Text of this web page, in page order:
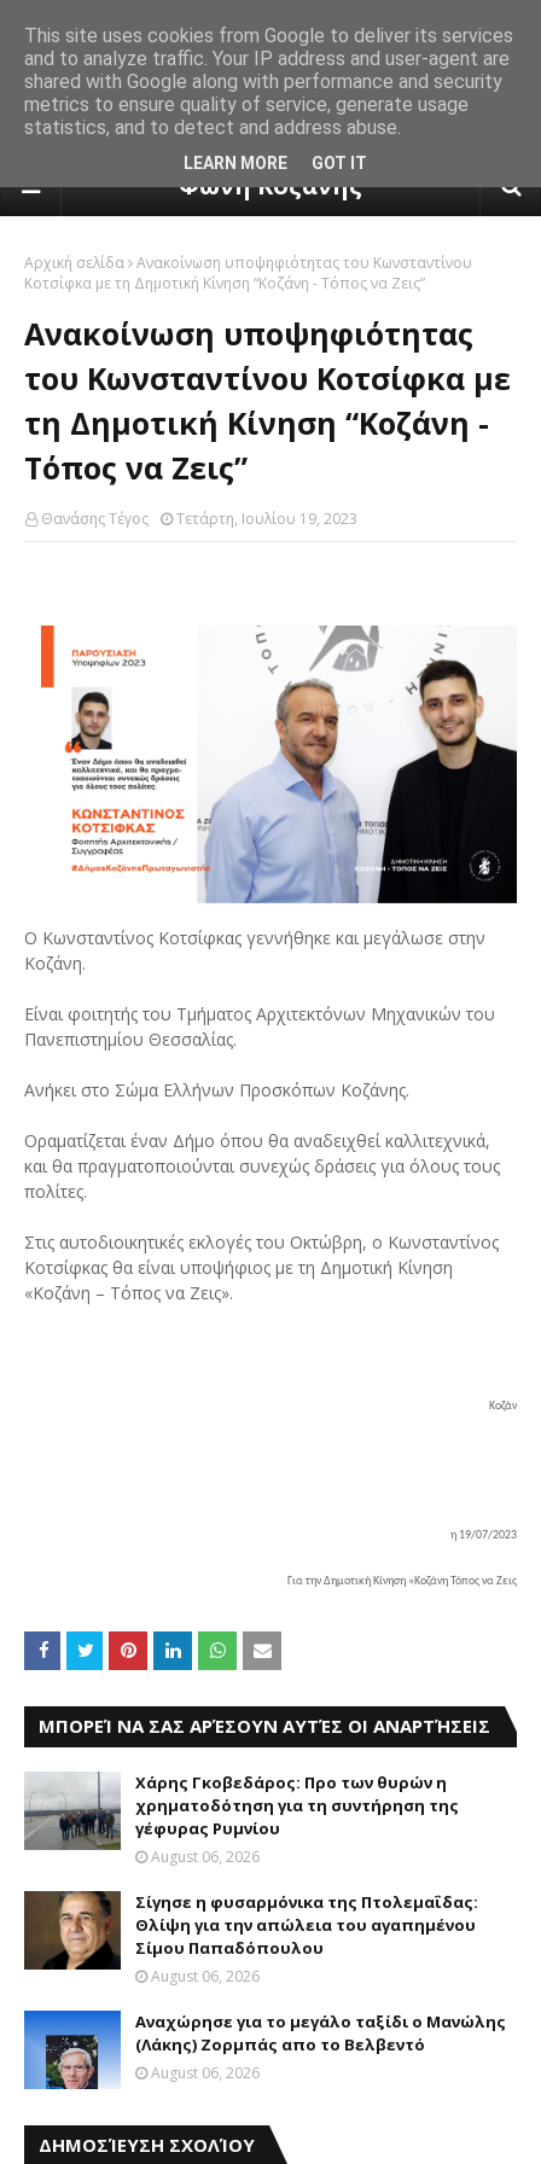
πρόγνωση καιρού από το
Φωνή Κοζάνης
Αρχική σελίδα Ανακοίνωση υποψηφιότητας του Κωνσταντίνου
Κοτσίφκα με τη Δημοτική Κίνηση “Κοζάνη - Τόπος να Ζεις”
Ανακοίνωση υποψηφιότητας
του Κωνσταντίνου Κοτσίφκα με
τη Δημοτική Κίνηση “Κοζάνη -
Τόπος να Ζεις”
Θανάσης Τέγος Τετάρτη, Ιουλίου 19, 2023
Ο Κωνσταντίνος Κοτσίφκας γεννήθηκε και μεγάλωσε στην
Κοζάνη.
Είναι φοιτητής του Τμήματος Αρχιτεκτόνων Μηχανικών του
Πανεπιστημίου Θεσσαλίας.
Ανήκει στο Σώμα Ελλήνων Προσκόπων Κοζάνης.
Οραματίζεται έναν Δήμο όπου θα αναδειχθεί καλλιτεχνικά,
και θα πραγματοποιούνται συνεχώς δράσεις για όλους τους
πολίτες.
Στις αυτοδιοικητικές εκλογές του Οκτώβρη, ο Κωνσταντίνος
Κοτσίφκας θα είναι υποψήφιος με τη Δημοτική Κίνηση
«Κοζάνη – Τόπος να Ζεις».
Κοζάν
η 19/07/2023
Για την Δημοτική Κίνηση «Κοζάνη Τόπος να Ζεις
ΜΠΟΡΕΊ ΝΑ ΣΑΣ ΑΡΈΣΟΥΝ ΑΥΤΈΣ ΟΙ ΑΝΑΡΤΉΣΕΙΣ
Χάρης Γκοβεδάρος: Προ των θυρών η
χρηματοδότηση για τη συντήρηση της
γέφυρας Ρυμνίου
August 06, 2026
Σίγησε η φυσαρμόνικα της Πτολεμαΐδας:
Θλίψη για την απώλεια του αγαπημένου
Σίμου Παπαδόπουλου
August 06, 2026
Αναχώρησε για το μεγάλο ταξίδι ο Μανώλης
(Λάκης) Ζορμπάς απο το Βελβεντό
August 06, 2026
ΔΗΜΟΣΊΕΥΣΗ ΣΧΟΛΊΟΥ
This site uses cookies from Google to deliver its services
and to analyze traffic. Your IP address and user-agent are
shared with Google along with performance and security
metrics to ensure quality of service, generate usage
statistics, and to detect and address abuse.
LEARN MORE GOT IT